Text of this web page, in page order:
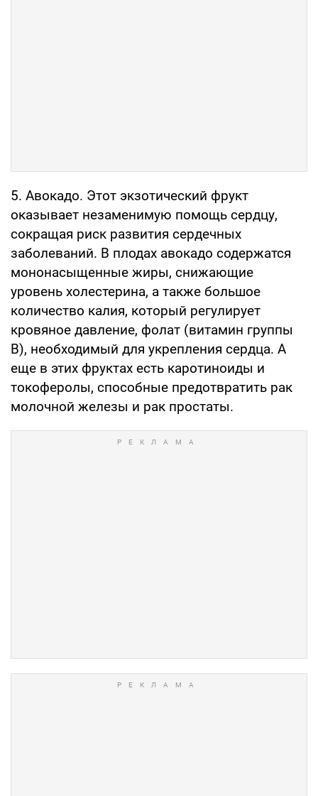
5. Авокадо. Этот экзотический фрукт
оказывает незаменимую помощь сердцу,
сокращая риск развития сердечных
заболеваний. В плодах авокадо содержатся
мононасыщенные жиры, снижающие
уровень холестерина, а также большое
количество калия, который регулирует
кровяное давление, фолат (витамин группы
В), необходимый для укрепления сердца. А
еще в этих фруктах есть каротиноиды и
токоферолы, способные предотвратить рак
молочной железы и рак простаты.